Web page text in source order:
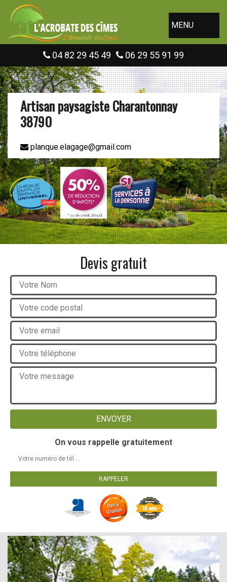
MENU
04 82 29 45 49 06 29 55 91 99
Artisan paysagiste Charantonnay
38790
planque.elagage@gmail.com
Devis gratuit
On vous rappelle gratuitement